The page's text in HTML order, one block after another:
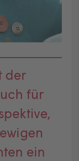
der
für
ein